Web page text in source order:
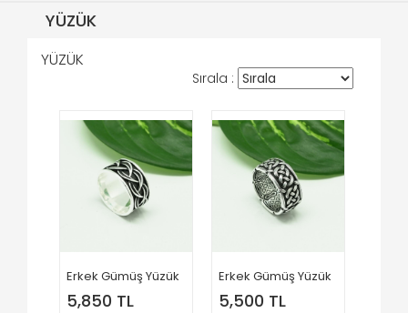
YÜZÜK
YÜZÜK
Sırala :
Erkek Gümüş Yüzük
5,850 TL
Erkek Gümüş Yüzük
5,500 TL